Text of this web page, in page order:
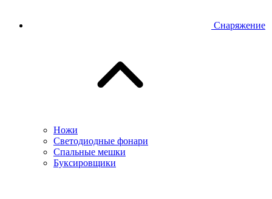
Снаряжение
Ножи
Светодиодные фонари
Спальные мешки
Буксировщики